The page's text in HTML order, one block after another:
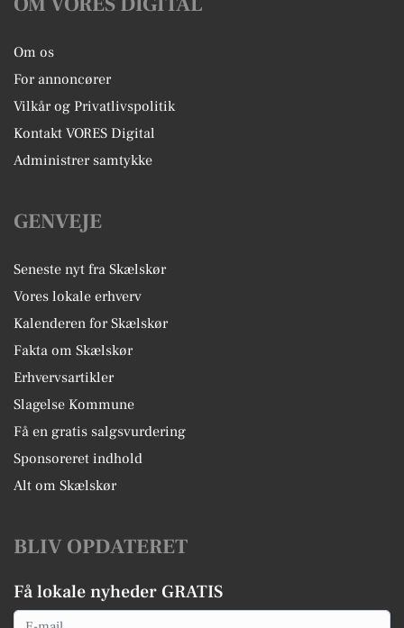
Om os
For annoncører
Vilkår og Privatlivspolitik
Kontakt VORES Digital
Administrer samtykke
GENVEJE
Seneste nyt fra Skælskør
Vores lokale erhverv
Kalenderen for Skælskør
Fakta om Skælskør
Erhvervsartikler
Slagelse Kommune
Få en gratis salgsvurdering
Sponsoreret indhold
Alt om Skælskør
BLIV OPDATERET
Få lokale nyheder GRATIS
Email